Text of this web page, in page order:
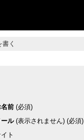
く
名前 (必須)
ール(表示されません) (必須)
ト